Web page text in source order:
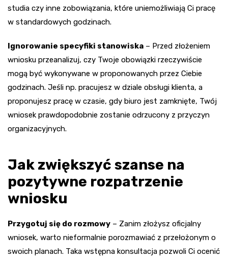
studia czy inne zobowiązania, które uniemożliwiają Ci pracę
w standardowych godzinach.
Ignorowanie specyfiki stanowiska – Przed złożeniem
wniosku przeanalizuj, czy Twoje obowiązki rzeczywiście
mogą być wykonywane w proponowanych przez Ciebie
godzinach. Jeśli np. pracujesz w dziale obsługi klienta, a
proponujesz pracę w czasie, gdy biuro jest zamknięte, Twój
wniosek prawdopodobnie zostanie odrzucony z przyczyn
organizacyjnych.
Jak zwiększyć szanse na
pozytywne rozpatrzenie
wniosku
Przygotuj się do rozmowy – Zanim złożysz oficjalny
wniosek, warto nieformalnie porozmawiać z przełożonym o
swoich planach. Taka wstępna konsultacja pozwoli Ci ocenić